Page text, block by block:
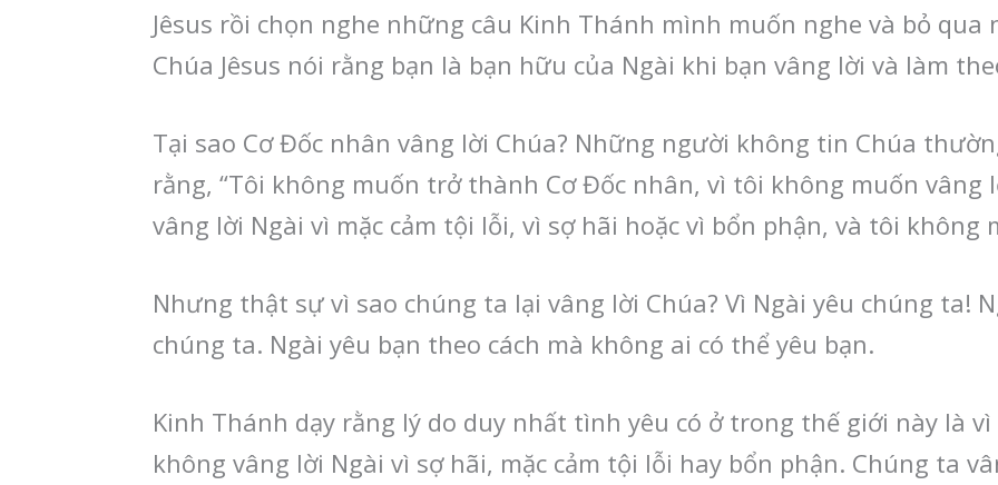
Jêsus rồi chọn nghe những câu Kinh Thánh mình muốn nghe và bỏ
Chúa Jêsus nói rằng bạn là bạn hữu của Ngài khi bạn vâng lời và làm
Tại sao Cơ Đốc nhân vâng lời Chúa? Những người không tin Chúa
rằng, “Tôi không muốn trở thành Cơ Đốc nhân, vì tôi không muốn vâng
vâng lời Ngài vì mặc cảm tội lỗi, vì sợ hãi hoặc vì bổn phận, và tôi không
Nhưng thật sự vì sao chúng ta lại vâng lời Chúa? Vì Ngài yêu chúng ta!
chúng ta. Ngài yêu bạn theo cách mà không ai có thể yêu bạn.
Kinh Thánh dạy rằng lý do duy nhất tình yêu có ở trong thế giới này là
không vâng lời Ngài vì sợ hãi, mặc cảm tội lỗi hay bổn phận. Chúng ta